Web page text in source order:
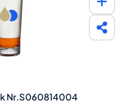
Nr.S060814004